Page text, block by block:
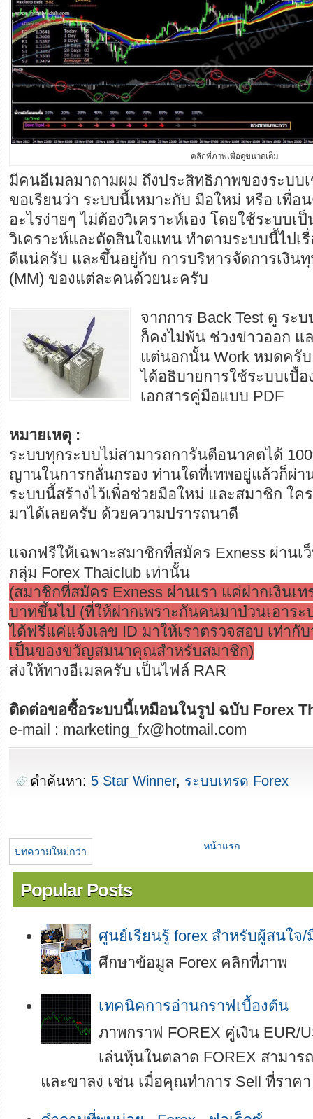
คลิกที่ภาพเพื่อดูขนาดเต็ม
มีคนอีเมลมาถามผม ถึงประสิทธิภาพของระบบ
ขอเรียนว่า ระบบนี้เหมาะกับ มือใหม่ หรือ เพื่อ
อะไรง่ายๆ ไม่ต้องวิเคราะห์เอง โดยใช้ระบบเ
วิเคราะห์และตัดสินใจแทน ทำตามระบบนี้ไปเ
ดีแน่ครับ และขึ้นอยู่กับ การบริหารจัดการเงินทุ
(MM) ของแต่ละคนด้วยนะครับ
จากการ Back Test ดู ระ
ก็คงไม่พ้น ช่วงข่าวออก แ
แต่นอกนั้น Work หมดครั
ได้อธิบายการใช้ระบบเบื้
เอกสารคู่มือแบบ PDF
หมายเหตุ :
ระบบทุกระบบไม่สามารถการันตีอนาคตได้
ญานในการกลั่นกรอง ท่านใดที่เทพอยู่แล้วก็ผ่า
ระบบนี้สร้างไว้เพื่อช่วยมือใหม่ และสมาชิก ใ
มาได้เลยครับ ด้วยความปรารถนาดี
แจกฟรีให้เฉพาะสมาชิกที่สมัคร Exness ผ่านเ
กลุ่ม Forex Thaiclub เท่านั้น
(สมาชิกที่สมัคร Exness ผ่านเรา แค่ฝากเงินเ
บาทขึ้นไป (ที่ให้ฝากเพราะกันคนมาป่วนเอาระ
ได้ฟรีแค่แจ้งเลข ID มาให้เราตรวจสอบ เท่ากั
เป็นของขวัญสมนาคุณสำหรับสมาชิก)
ส่งให้ทางอีเมลครับ เป็นไฟล์ RAR
ติดต่อขอซื้อระบบนี้เหมือนในรูป ฉบับ Forex
e-mail : marketing_fx@hotmail.com
คำค้นหา: 5 Star Winner, ระบบเทรด Forex
บทความใหม่กว่า หน้าแรก
Popular Posts
ศูนย์เรียนรู้ forex สำหรับผู้สนใจ/
ศึกษาข้อมูล Forex คลิกที่ภาพ
เทคนิคการอ่านกราฟเบื้องต้น
ภาพกราฟ FOREX คู่เงิน EUR/
เล่นหุ้นในตลาด FOREX สามาร
และขาลง เช่น เมื่อคุณทำการ Sell ที่ราค